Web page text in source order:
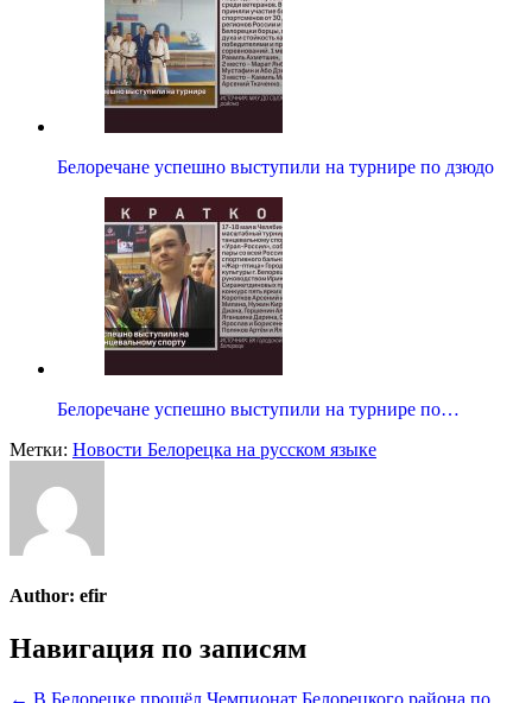
Белоречане успешно выступили на турнире по дзюдо
Белоречане успешно выступили на турнире по…
Метки: Новости Белорецка на русском языке
Author: efir
Навигация по записям
← В Белорецке прошёл Чемпионат Белорецкого района по